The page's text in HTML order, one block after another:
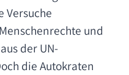
Versuche
und
der UN-
die Autokraten